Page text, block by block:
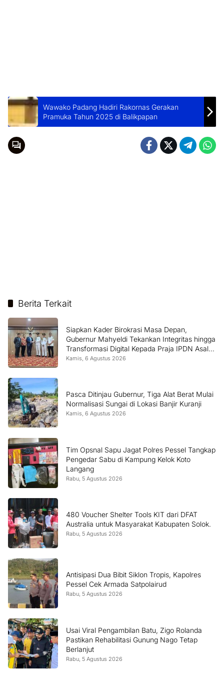
Wawako Padang Hadiri Rakornas Gerakan
Pramuka Tahun 2025 di Balikpapan
Berita Terkait
Siapkan Kader Birokrasi Masa Depan,
Gubernur Mahyeldi Tekankan Integritas hingga
Transformasi Digital Kepada Praja IPDN Asal
Sumbar
Kamis, 6 Agustus 2026
Pasca Ditinjau Gubernur, Tiga Alat Berat Mulai
Normalisasi Sungai di Lokasi Banjir Kuranji
Kamis, 6 Agustus 2026
Tim Opsnal Sapu Jagat Polres Pessel Tangkap
Pengedar Sabu di Kampung Kelok Koto
Langang
Rabu, 5 Agustus 2026
480 Voucher Shelter Tools KIT dari DFAT
Australia untuk Masyarakat Kabupaten Solok.
Rabu, 5 Agustus 2026
Antisipasi Dua Bibit Siklon Tropis, Kapolres
Pessel Cek Armada Satpolairud
Rabu, 5 Agustus 2026
Usai Viral Pengambilan Batu, Zigo Rolanda
Pastikan Rehabilitasi Gunung Nago Tetap
Berlanjut
Rabu, 5 Agustus 2026